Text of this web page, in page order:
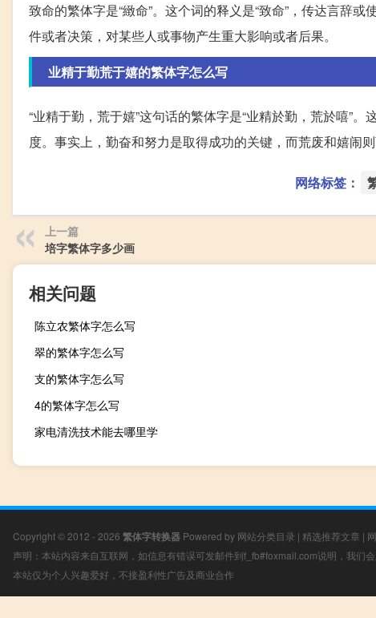
致命的繁体字是“緻命”。这个词的释义是“致命”，传达言辞
件或者决策，对某些人或事物产生重大影响或者后果。
业精于勤荒于嬉的繁体字怎么写
“业精于勤，荒于嬉”这句话的繁体字是“业精於勤，荒於嘻”
度。事实上，勤奋和努力是取得成功的关键，而荒废和嬉闹则
网络标签：
上一篇
培字繁体字多少画
相关问题
陈立农繁体字怎么写
翠的繁体字怎么写
支的繁体字怎么写
4的繁体字怎么写
家电清洗技术能去哪里学
Copyright © 2012 - 2026 繁体字转换器 Powered by 网站分类目录 | 精选推荐文章 |
声明：本站内容来自互联网，如信息有错误可发邮件到f_fb#foxmail.com说明，我们
本站仅为个人兴趣爱好，不接盈利性广告及商业合作